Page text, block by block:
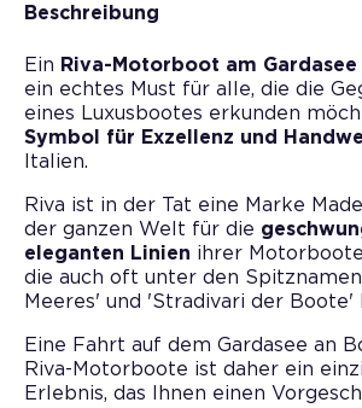
Beschreibung
Ein Riva-Motorboot am
ein echtes Must für alle, die die
eines Luxusbootes erkunden
Symbol für Exzellenz und
Italien.
Riva ist in der Tat eine Marke
der ganzen Welt für die
eleganten Linien ihrer
die auch oft unter den
Meeres' und 'Stradivari der Boote'
Eine Fahrt auf dem Gardasee an
Riva-Motorboote ist daher ein
Erlebnis, das Ihnen einen